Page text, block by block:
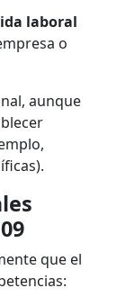
laboral
o
aunque
que el